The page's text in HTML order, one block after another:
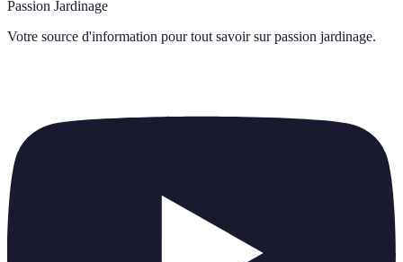
Passion Jardinage
Votre source d'information pour tout savoir sur passion jardinage.